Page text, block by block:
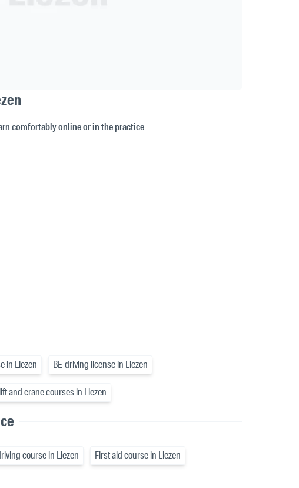
comfortably online or in the practice
in Liezen BE-driving license in Liezen
and crane courses in Liezen
course in Liezen First aid course in Liezen